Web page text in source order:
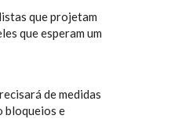
que projetam
que esperam um
de medidas
bloqueios e